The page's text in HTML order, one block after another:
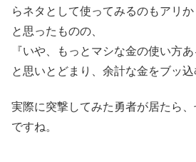
らネタとして使ってみるのもアリか
と思ったものの、
『いや、もっとマシな金の使い方あ
と思いとどまり、余計な金をブッ込
実際に突撃してみた勇者が居たら
ですね。